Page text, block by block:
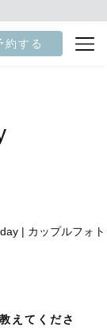
約する
えてくださ